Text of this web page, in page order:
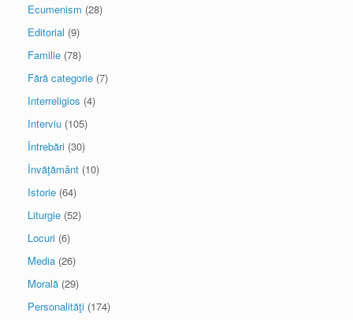
Ecumenism (28)
Editorial (9)
Familie (78)
Fără categorie (7)
Interreligios (4)
Interviu (105)
Întrebări (30)
Învăţământ (10)
Istorie (64)
Liturgie (52)
Locuri (6)
Media (26)
Morală (29)
Personalităţi (174)